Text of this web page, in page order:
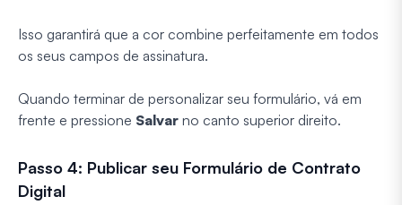
Isso garantirá que a cor combine perfeitamente em todos
os seus campos de assinatura.
Quando terminar de personalizar seu formulário, vá em
frente e pressione Salvar no canto superior direito.
Passo 4: Publicar seu Formulário de Contrato
Digital